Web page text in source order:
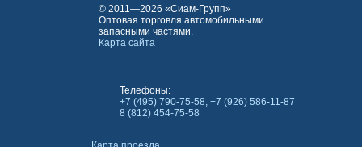
© 2011—2026 «Сиам-Групп»
Оптовая торговля автомобильными
запасными частями.
Карта сайта
Телефоны:
+7 (495) 790-75-58, +7 (926) 586-11-87
8 (812) 454-75-58